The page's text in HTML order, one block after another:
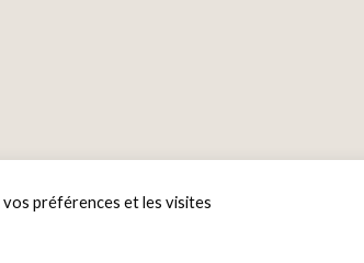
préférences et les visites